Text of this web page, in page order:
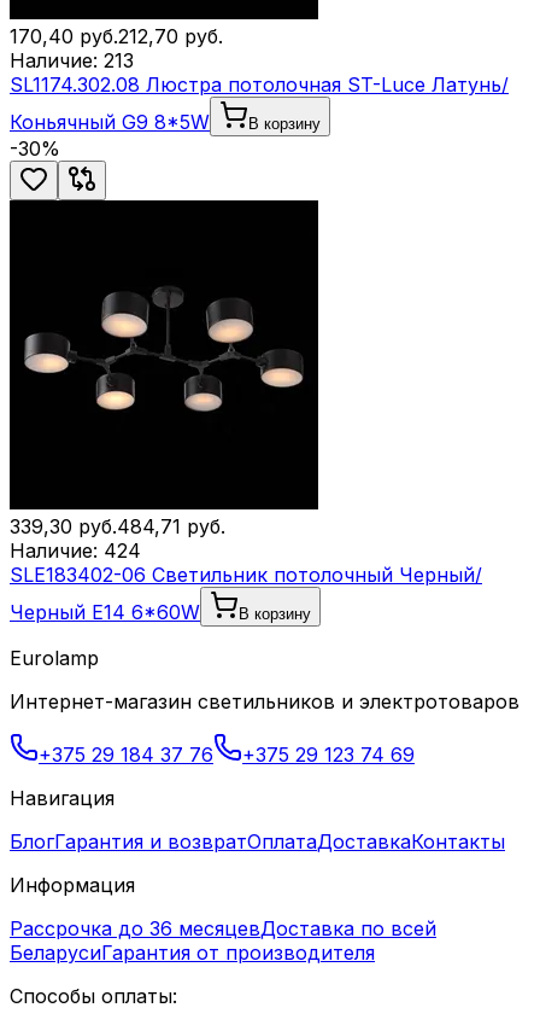
170,40 руб.212,70 руб.
Наличие: 213
SL1174.302.08 Люстра потолочная ST-Luce Латунь/
Коньячный G9 8*5W
В корзину
-30%
339,30 руб.484,71 руб.
Наличие: 424
SLE183402-06 Светильник потолочный Черный/
Черный E14 6*60W
В корзину
Eurolamp
Интернет-магазин светильников и электротоваров
+375 29 184 37 76
+375 29 123 74 69
Навигация
БлогГарантия и возвратОплатаДоставкаКонтакты
Информация
Рассрочка до 36 месяцевДоставка по всей
БеларусиГарантия от производителя
Способы оплаты: